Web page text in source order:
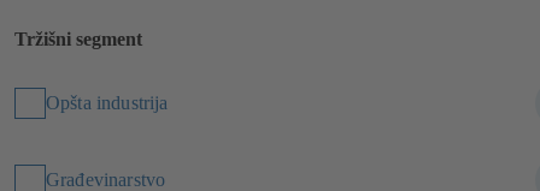
Tržišni segment
Opšta industrija
Građevinarstvo